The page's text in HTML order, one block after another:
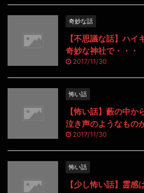
奇妙な話
【不思議な話】ハイ
奇妙な神社で・・・
2017/11/30
怖い話
【怖い話】藪の中
泣き声のようなもの
2017/11/30
怖い話
【少し怖い話】霊